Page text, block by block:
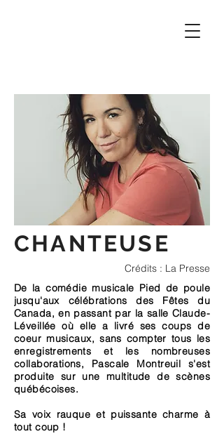
CHANTEUSE
Crédits : La Presse
De la comédie musicale Pied de poule
jusqu'aux célébrations des Fêtes du
Canada, en passant par la salle Claude-
Léveillée où elle a livré ses coups de
coeur musicaux, sans compter tous les
enregistrements et les nombreuses
collaborations, Pascale Montreuil s'est
produite sur une multitude de scènes
québécoises.
Sa voix rauque et puissante charme à
tout coup !